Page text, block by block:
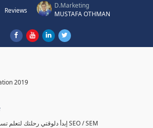
Reviews
D.Marketing
MUSTAFA OTHMAN
2019
إبدأ دلوقتي رحلتك لتعلم تسويق وتهيئة محركات البحث SEO / SEM